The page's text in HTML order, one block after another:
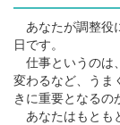
あなたが調整役
日です。
仕事というのは
変わるなど、うま
きに重要となるの
あなたはもとも